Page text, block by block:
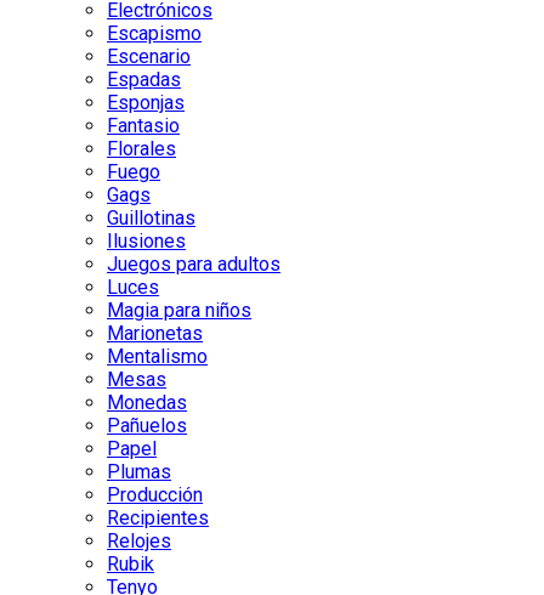
Electrónicos
Escapismo
Escenario
Espadas
Esponjas
Fantasio
Florales
Fuego
Gags
Guillotinas
Ilusiones
Juegos para adultos
Luces
Magia para niños
Marionetas
Mentalismo
Mesas
Monedas
Pañuelos
Papel
Plumas
Producción
Recipientes
Relojes
Rubik
Tenyo